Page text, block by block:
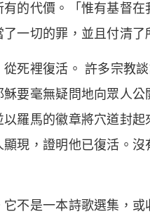
的代價。「惟有基督
一切的罪，並且付清了
死裡復活。 許多宗教
要毫無疑問地向眾人
羅馬的徽章將穴道封
現，證明他已復活。
不是一本詩歌選集，